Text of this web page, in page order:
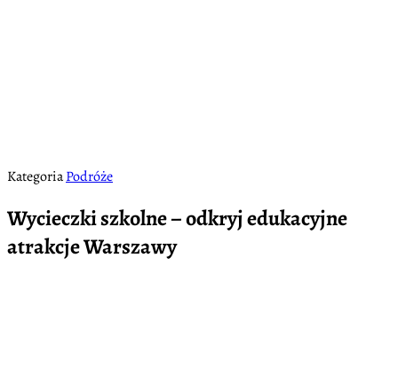
KategoriaPodróże
Wycieczki szkolne – odkryj edukacyjne
atrakcje Warszawy